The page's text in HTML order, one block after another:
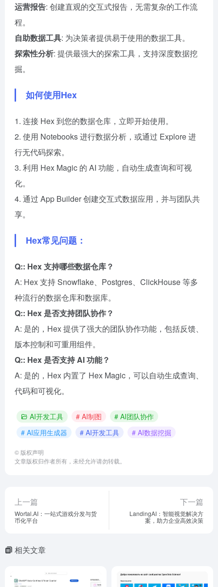
运营报告: 创建直观的交互式报告，无需复杂的工作流
程。
自助数据工具: 为决策者提供易于使用的数据工具。
探索性分析: 提供最强大的探索工具，支持深度数据挖
掘。
如何使用Hex
1. 连接 Hex 到您的数据仓库，立即开始使用。
2. 使用 Notebooks 进行数据分析，或通过 Explore 进
行无代码探索。
3. 利用 Hex Magic 的 AI 功能，自动生成查询和可视
化。
4. 通过 App Builder 创建交互式数据应用，并与团队共
享。
Hex常见问题：
Q:: Hex 支持哪些数据仓库？
A: Hex 支持 Snowflake、Postgres、ClickHouse 等多
种流行的数据仓库和数据库。
Q:: Hex 是否支持团队协作？
A: 是的，Hex 提供了强大的团队协作功能，包括反馈、
版本控制和可重用组件。
Q:: Hex 是否支持 AI 功能？
A: 是的，Hex 内置了 Hex Magic，可以自动生成查询、
代码和可视化。
AI开发工具 # AI制图
# AI团队协作
# AI应用生成器
# AI开发工具 # AI数据挖掘
© 版权声明
文章版权归作者所有，未经允许请勿转载。
上一篇
Wortal.AI：一站式游戏分发与货
币化平台
下一篇
LandingAI：智能视觉解决方
案，助力企业高效决策
相关文章